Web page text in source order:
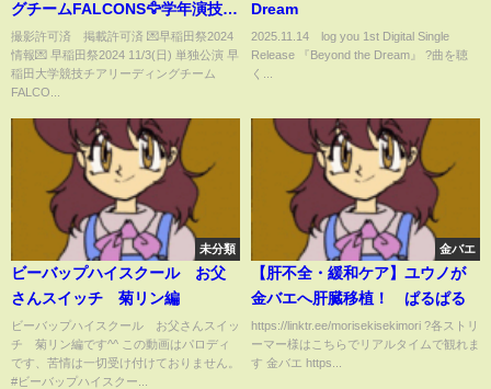
グチームFALCONS🦅学年演技
（2年31期）フライングゲット
／AKB48
撮影許可済 掲載許可済 💌早稲田祭2024
情報💌 早稲田祭2024 11/3(日) 単独公演 早
稲田大学競技チアリーディングチーム
FALCO...
Dream
2025.11.14 log you 1st Digital Single
Release 『Beyond the Dream』 ?曲を聴
く...
未分類
ビーバップハイスクール お父
さんスイッチ 菊リン編
ビーバップハイスクール お父さんスイッ
チ 菊リン編です^^ この動画はパロディ
です、苦情は一切受け付けておりません。
#ビーバップハイスクー...
金バエ
【肝不全・緩和ケア】ユウノが
金バエへ肝臓移植！ ぱるぱる
https://linktr.ee/morisekisekimori ?各ストリ
ーマー様はこちらでリアルタイムで観れま
す 金バエ https...